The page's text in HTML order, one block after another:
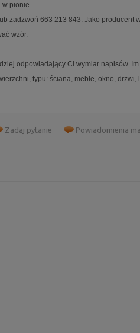
w pionie.
zadzwoń 663 213 843. Jako producent
wzór.
odpowiadający Ci wymiar napisów.
typu: ściana, meble, okno, drzwi,
Zadaj pytanie Powiadomienia